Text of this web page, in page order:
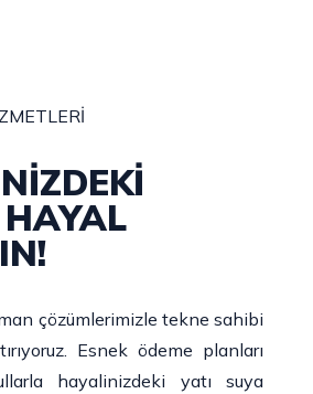
çözümlerimizle tekne sahibi
Esnek ödeme planları
hayalinizdeki yatı suya